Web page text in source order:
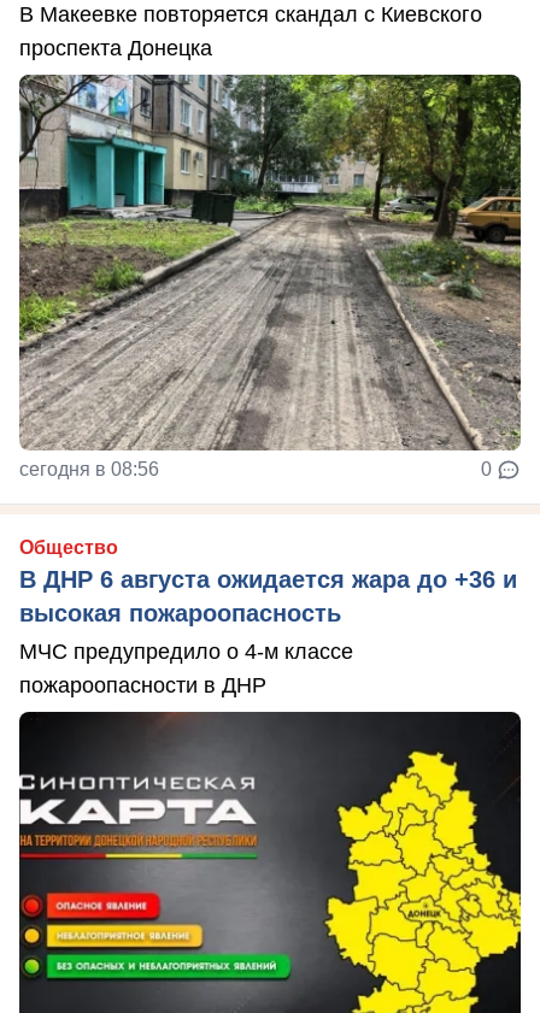
В Макеевке повторяется скандал с Киевского
проспекта Донецка
сегодня в 08:56 0
Общество
В ДНР 6 августа ожидается жара до +36 и
высокая пожароопасность
МЧС предупредило о 4-м классе
пожароопасности в ДНР